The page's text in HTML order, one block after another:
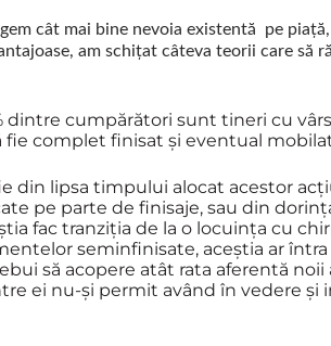
cât mai bine nevoia existentă pe
am schițat câteva teorii care să
dintre cumpărători sunt tineri cu
fie complet finisat și eventual
din lipsa timpului alocat acestor
pe parte de finisaje, sau din
fac tranziția de la o locuința cu
seminfinisate, aceștia ar
să acopere atât rata aferentă
ei nu-și permit având în vedere și